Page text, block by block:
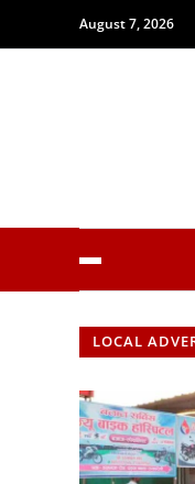
August 7, 2026
LOCAL